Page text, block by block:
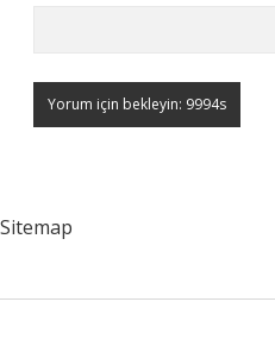
Sitemap